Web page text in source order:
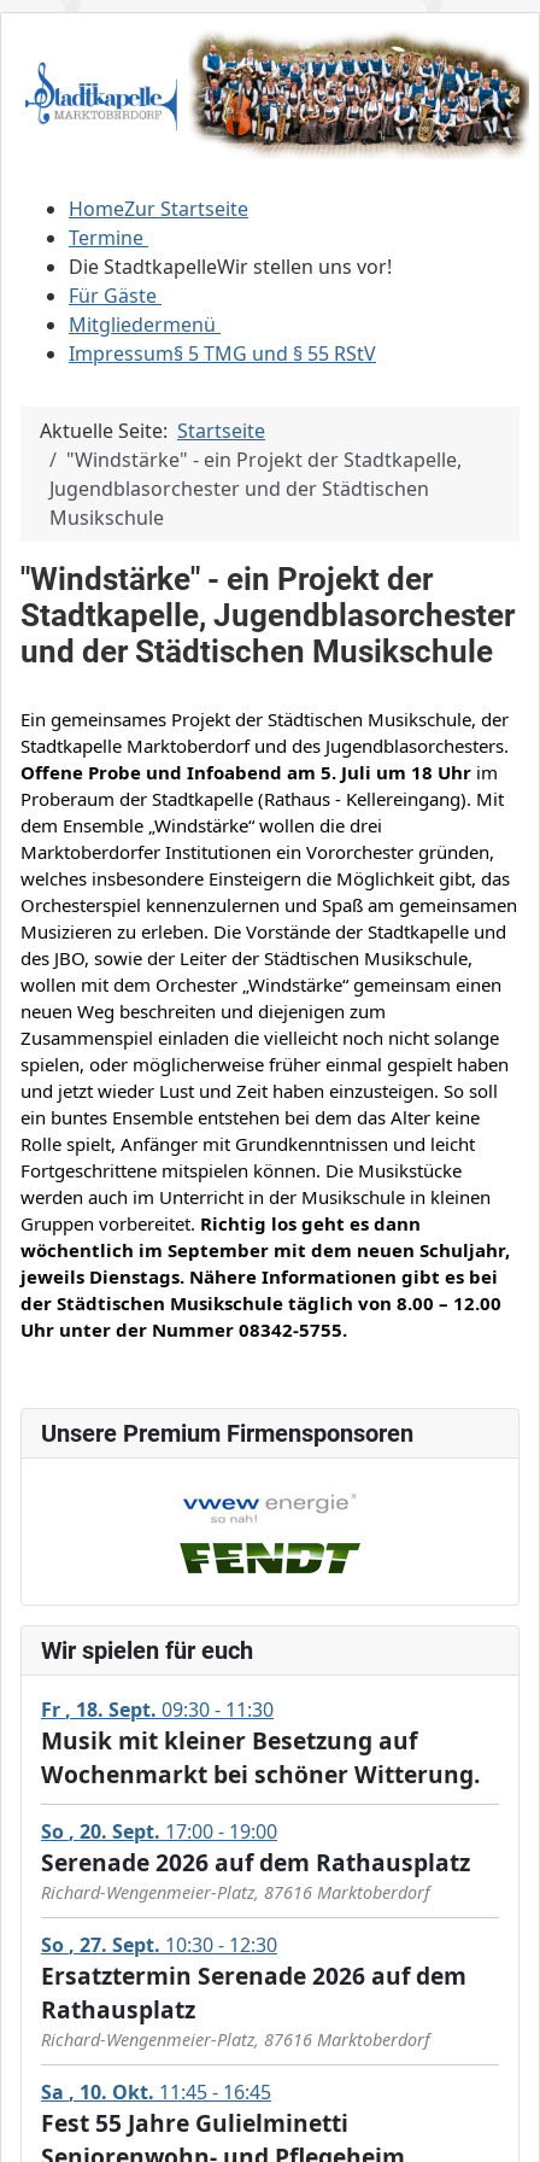
HomeZur Startseite
Termine
Die StadtkapelleWir stellen uns vor!
Für Gäste
Mitgliedermenü
Impressum§ 5 TMG und § 55 RStV
Aktuelle Seite: Startseite
"Windstärke" - ein Projekt der Stadtkapelle,
Jugendblasorchester und der Städtischen
Musikschule
"Windstärke" - ein Projekt der
Stadtkapelle, Jugendblasorchester
und der Städtischen Musikschule
Ein gemeinsames Projekt der Städtischen Musikschule, der
Offene Probe und Infoabend am 5. Juli um 18 Uhr im
Proberaum der Stadtkapelle (Rathaus - Kellereingang). Mit
dem Ensemble „Windstärke“ wollen die drei
Marktoberdorfer Institutionen ein Vororchester gründen,
welches insbesondere Einsteigern die Möglichkeit gibt, das
Orchesterspiel kennenzulernen und Spaß am gemeinsamen
Musizieren zu erleben. Die Vorstände der Stadtkapelle und
des JBO, sowie der Leiter der Städtischen Musikschule,
wollen mit dem Orchester „Windstärke“ gemeinsam einen
neuen Weg beschreiten und diejenigen zum
Zusammenspiel einladen die vielleicht noch nicht solange
spielen, oder möglicherweise früher einmal gespielt haben
und jetzt wieder Lust und Zeit haben einzusteigen. So soll
ein buntes Ensemble entstehen bei dem das Alter keine
Rolle spielt, Anfänger mit Grundkenntnissen und leicht
Fortgeschrittene mitspielen können. Die Musikstücke
werden auch im Unterricht in der Musikschule in kleinen
Gruppen vorbereitet. Richtig los geht es dann
wöchentlich im September mit dem neuen Schuljahr,
jeweils Dienstags. Nähere Informationen gibt es bei
der Städtischen Musikschule täglich von 8.00 – 12.00
Uhr unter der Nummer 08342-5755.
Unsere Premium Firmensponsoren
Wir spielen für euch
Fr 18 Sept. 09:30 - 11:30
Musik mit kleiner Besetzung auf
Wochenmarkt bei schöner Witterung.
So 20 Sept. 17:00 - 19:00
Serenade 2026 auf dem Rathausplatz
Richard-Wengenmeier-Platz, 87616 Marktoberdorf
So 27 Sept. 10:30 - 12:30
Ersatztermin Serenade 2026 auf dem
Rathausplatz
Richard-Wengenmeier-Platz, 87616 Marktoberdorf
Sa 10 Okt. 11:45 - 16:45
Fest 55 Jahre Gulielminetti